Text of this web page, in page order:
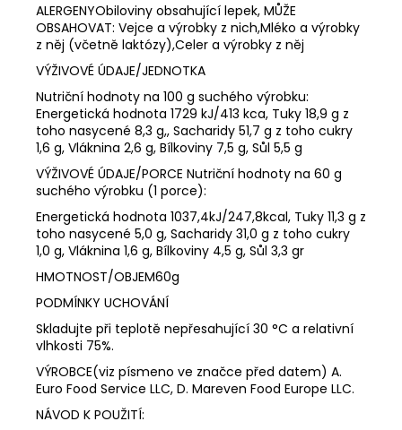
ALERGENYObiloviny obsahující lepek, MŮŽE
OBSAHOVAT: Vejce a výrobky z nich,Mléko a výrobky
z něj (včetně laktózy),Celer a výrobky z něj
VÝŽIVOVÉ ÚDAJE/JEDNOTKA
Nutriční hodnoty na 100 g suchého výrobku:
Energetická hodnota 1729 kJ/413 kca, Tuky 18,9 g z
toho nasycené 8,3 g,, Sacharidy 51,7 g z toho cukry
1,6 g, Vláknina 2,6 g, Bílkoviny 7,5 g, Sůl 5,5 g
VÝŽIVOVÉ ÚDAJE/PORCE Nutriční hodnoty na 60 g
suchého výrobku (1 porce):
Energetická hodnota 1037,4kJ/247,8kcal, Tuky 11,3 g z
toho nasycené 5,0 g, Sacharidy 31,0 g z toho cukry
1,0 g, Vláknina 1,6 g, Bílkoviny 4,5 g, Sůl 3,3 gr
HMOTNOST/OBJEM60g
PODMÍNKY UCHOVÁNÍ
Skladujte při teplotě nepřesahující 30 °C a relativní
vlhkosti 75%.
VÝROBCE(viz písmeno ve značce před datem) A.
Euro Food Service LLC, D. Mareven Food Europe LLC.
NÁVOD K POUŽITÍ: